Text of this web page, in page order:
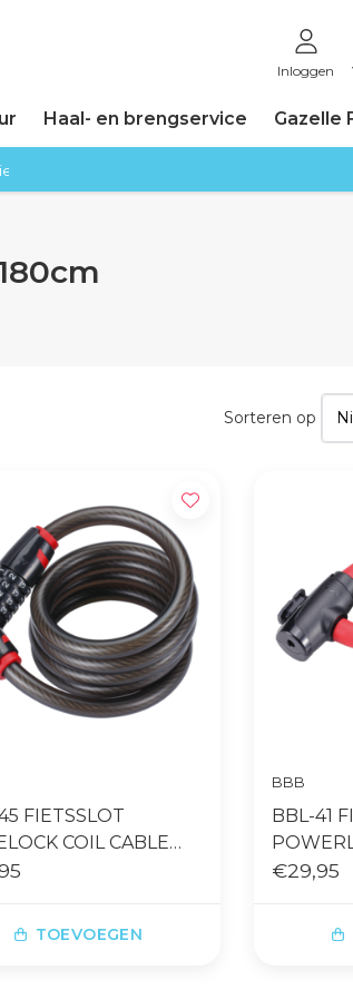
Inloggen
Haal- en brengservice Gazelle
in Tiel
Sorteren op
FIETSSLOT
COIL CABLE
ZWART
TOEVOEGEN
BBB
BBL-41
€29,95